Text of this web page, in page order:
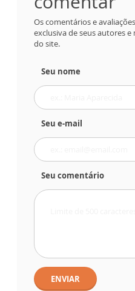
Os comentários e
exclusiva de seus autores
do site.
Seu nome
Seu e-mail
Seu comentário
ENVIAR